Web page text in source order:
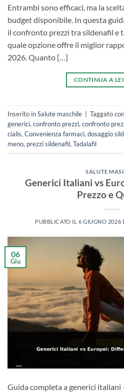
Entrambi sono efficaci, ma la
budget disponibile. In questa
il confronto prezzi tra sildenafil e
quale opzione offre il miglior
2026. Quanto […]
CONTINUA A
Inserito inSalute maschile Taggato
generici,confronto prezzi,confronto
cialis,Convenienza farmaci,dosaggio
meno, prezzi sildenafil,Tadalafil
SALUTE
Generici Italiani vs
Prezzo e
PUBBLICATO IL 6 GIUGNO 2026
06
Giu
Guida completa a generici italiani